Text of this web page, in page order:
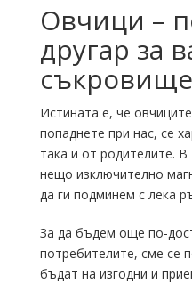
Овчици –
другар за
съкровище
Истината е, че
попаднете при нас, се
така и от родителите.
нещо изключително
да ги подминем с лека
За да бъдем още по-
потребителите, сме се
бъдат на изгодни и